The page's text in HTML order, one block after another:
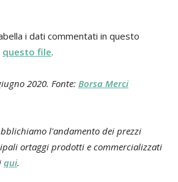
i dati commentati in questo
questo file.
2020. Fonte: Borsa Merci
l'andamento dei prezzi
ortaggi prodotti e commercializzati
qui.